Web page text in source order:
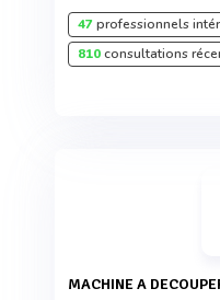
47professionnels
810consultations
MACHINE A